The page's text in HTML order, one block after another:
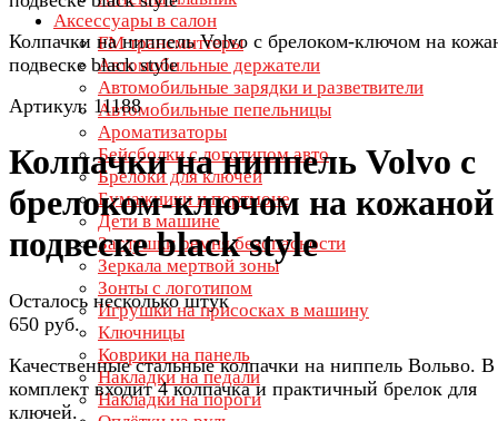
Аксессуары в салон
FM трансмиттеры
Автомобильные держатели
Автомобильные зарядки и разветвители
Автомобильные пепельницы
Ароматизаторы
Бейсболки с логотипом авто
Брелоки для ключей
Бумажники и портмоне
Дети в машине
Заглушки ремня безопасности
Зеркала мертвой зоны
Зонты с логотипом
Игрушки на присосках в машину
Ключницы
Коврики на панель
Накладки на педали
Накладки на пороги
Колпачки на ниппель Volvo с брелоком-ключом на
подвеске black style
Артикул: 11188
Колпачки на ниппель Volvo с
брелоком-ключом на кожаной
подвеске black style
Осталось несколько штук
650 руб.
Качественные стальные колпачки на ниппель Вольво. В
комплект входит 4 колпачка и практичный брелок для
ключей.